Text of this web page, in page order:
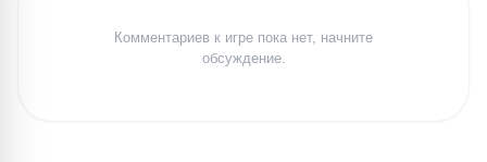
Комментариев к игре пока нет, начните
обсуждение.